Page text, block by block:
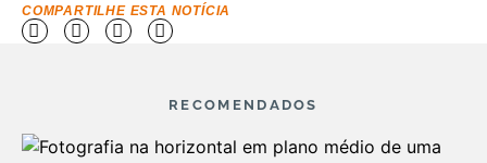
COMPARTILHE ESTA NOTÍCIA
RECOMENDADOS